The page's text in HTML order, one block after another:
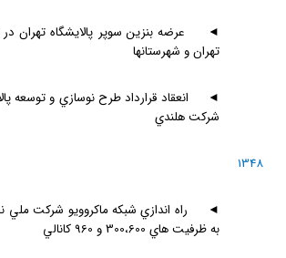
◄
تهران و شهرستانها
◄ انعقاد قرارداد طرح نوسازي و توسعه
شركت هلندي
1348
◄ راه اندازي شبكه ماكروويو شركت ملي
به ظرفيت هاي 300،600 و 960 كانالي